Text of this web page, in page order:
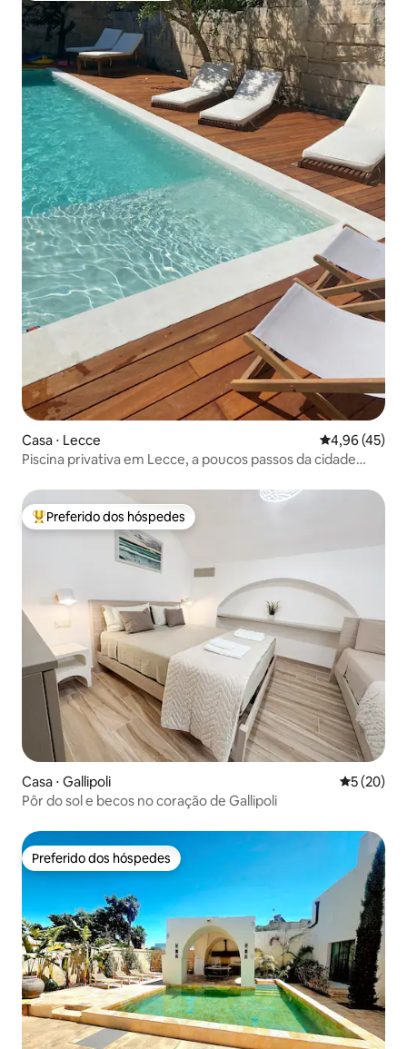
Casa ⋅ Lecce 4,96 de uma
4,96 (45)
Piscina privativa em Lecce, a poucos passos da cidade
Entre os melhores preferidos dos hóspedes
Preferido dos hóspedes
Casa ⋅ Gallipoli 5 de uma
5 (20)
Pôr do sol e becos no coração de Gallipoli
Preferido dos hóspedes
Preferido dos hóspedes